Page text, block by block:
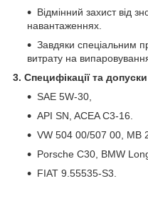
Відмінний захист від
навантаженнях.
Завдяки спеціальним
витрату на
3. Специфікації та допуски
SAE 5W-30,
API SN, ACEA C3-16.
VW 504 00/507 00, MB
Porsche C30, BMW
FIAT 9.55535-S3.